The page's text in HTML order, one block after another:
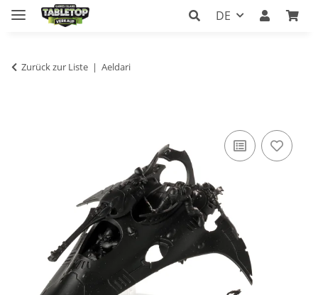
DE
Zurück zur Liste Aeldari